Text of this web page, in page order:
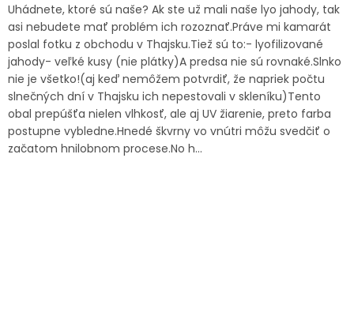
Uhádnete, ktoré sú naše? Ak ste už mali naše lyo jahody, tak
asi nebudete mať problém ich rozoznať.Práve mi kamarát
poslal fotku z obchodu v Thajsku.Tiež sú to:- lyofilizované
jahody- veľké kusy (nie plátky)A predsa nie sú rovnaké.Slnko
nie je všetko!(aj keď nemôžem potvrdiť, že napriek počtu
slnečných dní v Thajsku ich nepestovali v skleníku)Tento
obal prepúšťa nielen vlhkosť, ale aj UV žiarenie, preto farba
postupne vybledne.Hnedé škvrny vo vnútri môžu svedčiť o
začatom hnilobnom procese.No h...